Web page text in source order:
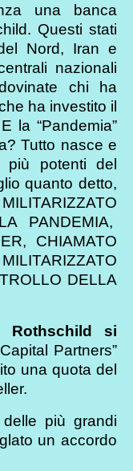
una banca
Questi stati
Nord, Iran e
nazionali
chi ha
ha investito il
la “Pandemia”
Tutto nasce e
più potenti del
quanto detto,
PANDEMIA,
CHIAMATO
DELLA
Rothschild si
Partners”
una quota del
più grandi
un accordo